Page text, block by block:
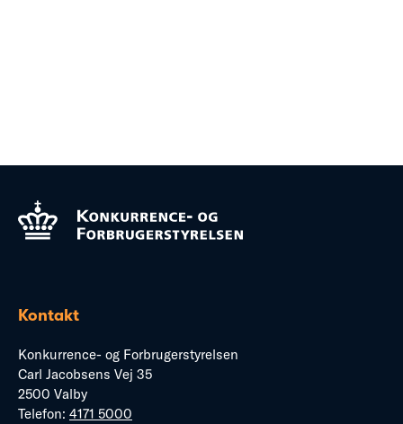
Kontakt
Konkurrence- og Forbrugerstyrelsen
Carl Jacobsens Vej 35
2500 Valby
Telefon: 4171 5000